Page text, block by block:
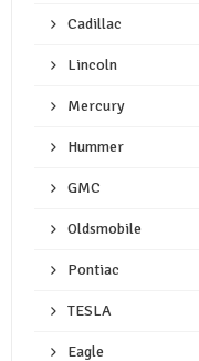
Cadillac
Lincoln
Mercury
Hummer
GMC
Oldsmobile
Pontiac
TESLA
Eagle